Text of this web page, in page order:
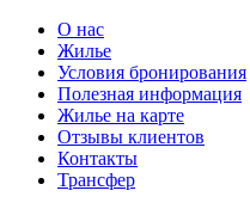
О нас
Жилье
Условия бронирования
Полезная информация
Жилье на карте
Отзывы клиентов
Контакты
Трансфер